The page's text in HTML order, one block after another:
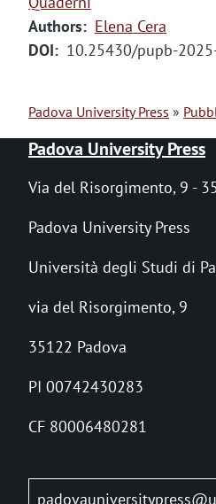
Authors
Elena Cera
DOI
10.25430/pupb-
B
r
i
o
l
e
d
p
Padova University Press
Padova University Press
Via del Risorgimento, 9 -
Padova University Press
Università degli Studi di
via del Risorgimento, 9
35122 Padova
PI 00742430283
CF 80006480281